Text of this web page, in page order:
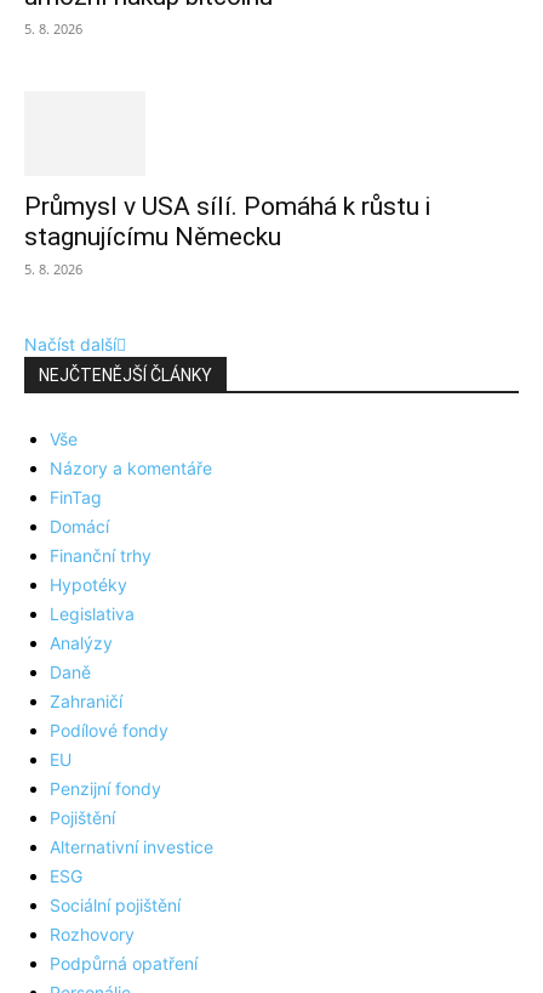
5. 8. 2026
Průmysl v USA sílí. Pomáhá k růstu i
stagnujícímu Německu
5. 8. 2026
Načíst další
NEJČTENĚJŠÍ ČLÁNKY
Vše
Názory a komentáře
FinTag
Domácí
Finanční trhy
Hypotéky
Legislativa
Analýzy
Daně
Zahraničí
Podílové fondy
EU
Penzijní fondy
Pojištění
Alternativní investice
ESG
Sociální pojištění
Rozhovory
Podpůrná opatření